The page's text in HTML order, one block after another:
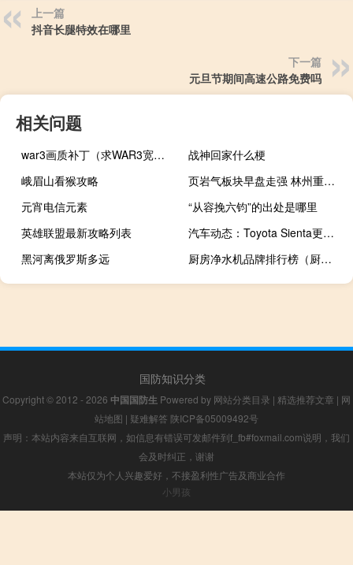
上一篇
抖音长腿特效在哪里
下一篇
元旦节期间高速公路免费吗
相关问题
war3画质补丁（求WAR3宽屏补丁）
战神回家什么梗
峨眉山看猴攻略
页岩气板块早盘走强 林州重机涨停
元宵电信元素
“从容挽六钧”的出处是哪里
英雄联盟最新攻略列表
汽车动态：Toyota Sienta更新了更多装备 其中一款售价仅为RM9.7万
黑河离俄罗斯多远
厨房净水机品牌排行榜（厨房净水机）
国防知识分类
Copyright © 2012 - 2026 中国国防生 Powered by 网站分类目录 | 精选推荐文章 | 网
站地图 | 疑难解答 陕ICP备05009492号
声明：本站内容来自互联网，如信息有错误可发邮件到f_fb#foxmail.com说明，我们
会及时纠正，谢谢
本站仅为个人兴趣爱好，不接盈利性广告及商业合作
小男孩